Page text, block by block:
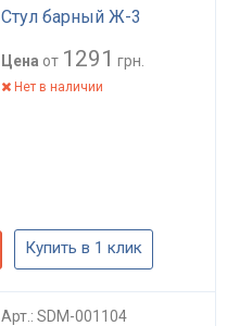
Стул барный Ж-3
Цена от 1291 грн.
Нет в наличии
Купить в 1 клик
Арт.: SDM-001104